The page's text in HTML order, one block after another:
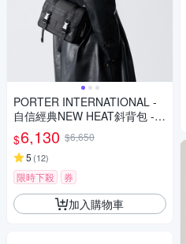
PORTER INTERNATIONAL -
自信經典NEW HEAT斜背包 -
全黑
$6,130 $6,650
5 (12)
限時下殺 券
加入購物車